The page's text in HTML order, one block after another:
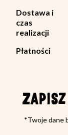
Dostawa i
czas
realizacji
Płatności
*Twoje dane